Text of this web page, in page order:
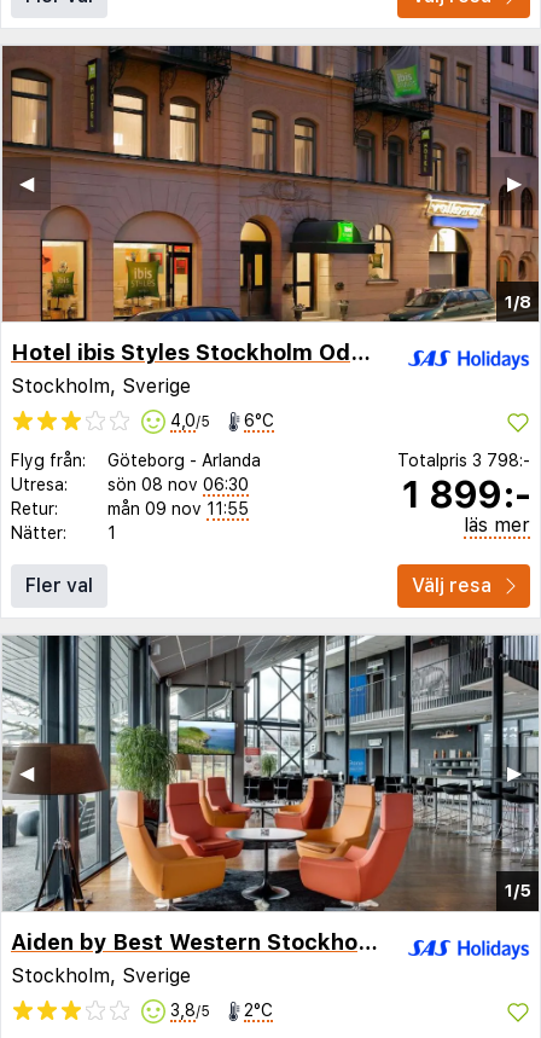
1/8
▶︎
◀︎
Hotel ibis Styles Stockholm Odenplan
Stockholm, Sverige
4,0/5 6°C
Flyg från: Göteborg - Arlanda
Utresa:
sön 08 nov 06:30
Retur:
mån 09 nov 11:55
Nätter:
1
Totalpris 3 798:-
1 899:-
läs mer
Fler val Välj resa
1/5
▶︎
◀︎
Aiden by Best Western Stockholm Arlanda Airport
Stockholm, Sverige
3,8/5 2°C